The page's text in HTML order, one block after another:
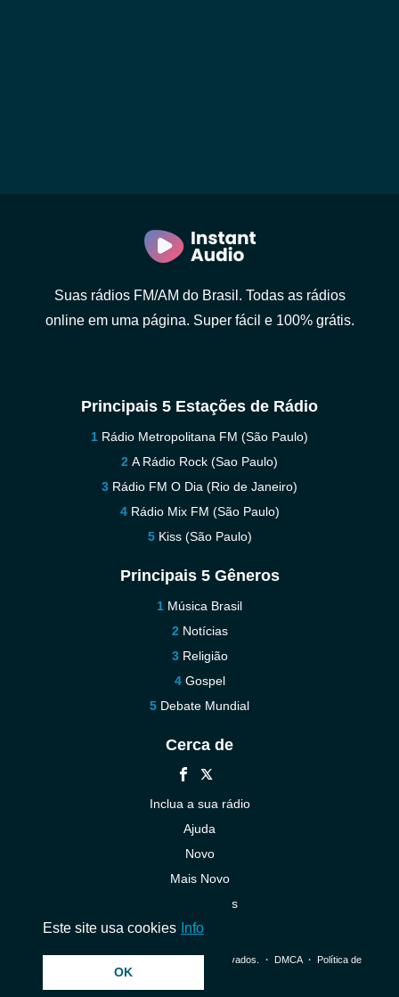
Suas rádios FM/AM do Brasil. Todas as rádios
online em uma página. Super fácil e 100% grátis.
Principais 5 Estações de Rádio
Rádio Metropolitana FM (São Paulo)
A Rádio Rock (Sao Paulo)
Rádio FM O Dia (Rio de Janeiro)
Rádio Mix FM (São Paulo)
Kiss (São Paulo)
Principais 5 Gêneros
Música Brasil
Notícias
Religião
Gospel
Debate Mundial
Cerca de
Inclua a sua rádio
Ajuda
Novo
Mais Novo
Contacte-nos
© 2026 InstantAudio. Todos os direitos reservados. ・ DMCA・ Política de
Este site usa cookies Info
OK